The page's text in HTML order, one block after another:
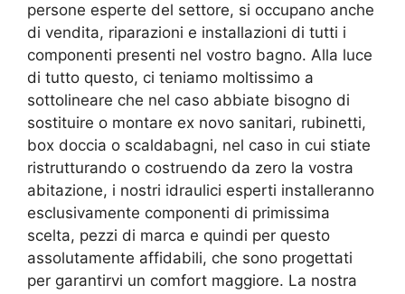
persone esperte del settore, si occupano anche
di vendita, riparazioni e installazioni di tutti i
componenti presenti nel vostro bagno. Alla luce
di tutto questo, ci teniamo moltissimo a
sottolineare che nel caso abbiate bisogno di
sostituire o montare ex novo sanitari, rubinetti,
box doccia o scaldabagni, nel caso in cui stiate
ristrutturando o costruendo da zero la vostra
abitazione, i nostri idraulici esperti installeranno
esclusivamente componenti di primissima
scelta, pezzi di marca e quindi per questo
assolutamente affidabili, che sono progettati
per garantirvi un comfort maggiore. La nostra